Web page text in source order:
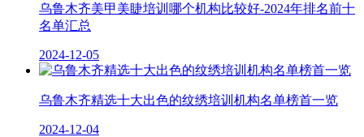
乌鲁木齐美甲美睫培训哪个机构比较好-2024年排名前十
名单汇总
2024-12-05
乌鲁木齐精选十大出色的纹绣培训机构名单榜首一览
2024-12-04